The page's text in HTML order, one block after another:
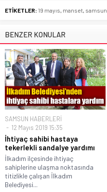
ETİKETLER: 19 mayıs, manset, samsun
BENZER KONULAR
SAMSUN HABERLERİ
12 Mayıs 2019 15:35
İhtiyaç sahibi hastaya
tekerlekli sandalye yardımı
İlkadım ilçesinde ihtiyaç
sahiplerine ulaşma noktasında
titizlikle çalışan İlkadım
Belediyesi...